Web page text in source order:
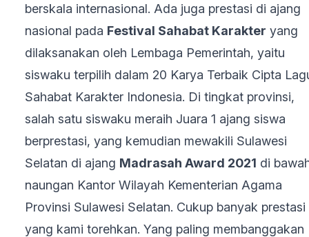
berskala internasional. Ada juga prestasi di ajang
nasional pada Festival Sahabat Karakter yang
dilaksanakan oleh Lembaga Pemerintah, yaitu
siswaku terpilih dalam 20 Karya Terbaik Cipta
Sahabat Karakter Indonesia. Di tingkat provinsi,
salah satu siswaku meraih Juara 1 ajang siswa
berprestasi, yang kemudian mewakili Sulawesi
Selatan di ajang Madrasah Award 2021 di
naungan Kantor Wilayah Kementerian Agama
Provinsi Sulawesi Selatan. Cukup banyak prestasi
yang kami torehkan. Yang paling membanggakan